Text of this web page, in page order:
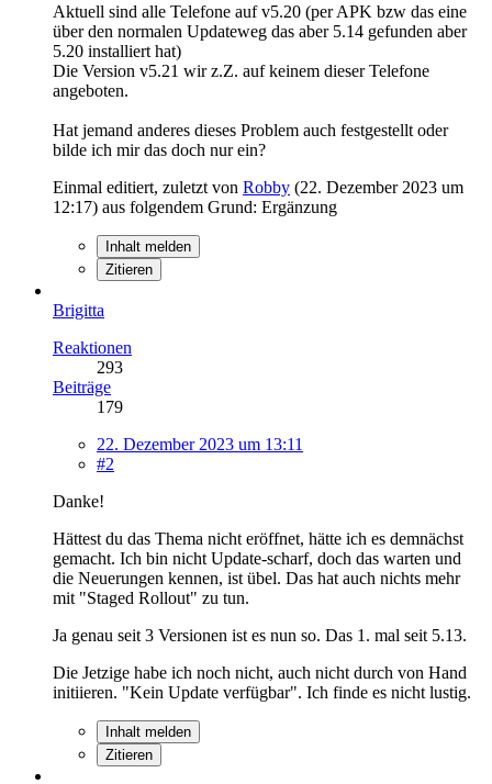
Aktuell sind alle Telefone auf v5.20 (per APK bzw das eine
über den normalen Updateweg das aber 5.14 gefunden aber
5.20 installiert hat)
Die Version v5.21 wir z.Z. auf keinem dieser Telefone
angeboten.
Hat jemand anderes dieses Problem auch festgestellt oder
bilde ich mir das doch nur ein?
Einmal editiert, zuletzt von Robby (22. Dezember 2023 um
12:17) aus folgendem Grund: Ergänzung
Inhalt melden
Zitieren
Brigitta
Reaktionen
293
Beiträge
179
22. Dezember 2023 um 13:11
#2
Danke!
Hättest du das Thema nicht eröffnet, hätte ich es demnächst
gemacht. Ich bin nicht Update-scharf, doch das warten und
die Neuerungen kennen, ist übel. Das hat auch nichts mehr
mit "Staged Rollout" zu tun.
Ja genau seit 3 Versionen ist es nun so. Das 1. mal seit 5.13.
Die Jetzige habe ich noch nicht, auch nicht durch von Hand
initiieren. "Kein Update verfügbar". Ich finde es nicht lustig.
Inhalt melden
Zitieren